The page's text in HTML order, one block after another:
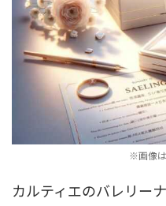
※画像
カルティエのバレリーナ